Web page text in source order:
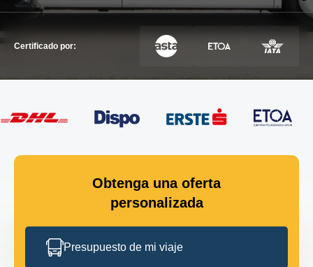
Certificado por:
Obtenga una oferta
personalizada
Presupuesto de mi viaje